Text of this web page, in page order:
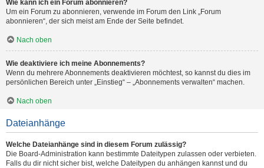
Wie kann ich ein Forum abonnieren?
Um ein Forum zu abonnieren, verwende im Forum den Link „Forum
abonnieren“, der sich meist am Ende der Seite befindet.
Nach oben
Wie deaktiviere ich meine Abonnements?
Wenn du mehrere Abonnements deaktivieren möchtest, so kannst du dies im
persönlichen Bereich unter „Einstieg“ – „Abonnements verwalten“ machen.
Nach oben
Dateianhänge
Welche Dateianhänge sind in diesem Forum zulässig?
Die Board-Administration kann bestimmte Dateitypen zulassen oder verbieten.
Falls du dir nicht sicher bist, welche Dateitypen du anhängen kannst und du